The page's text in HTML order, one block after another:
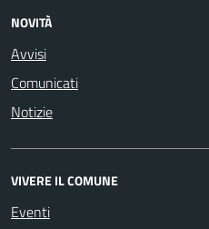
NOVITÀ
Avvisi
Comunicati
Notizie
VIVERE IL COMUNE
Eventi